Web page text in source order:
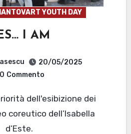
YOUTH DAY
I AM
20/05/2025
0 Commento
coreutico dell’Isabella
d’Este.